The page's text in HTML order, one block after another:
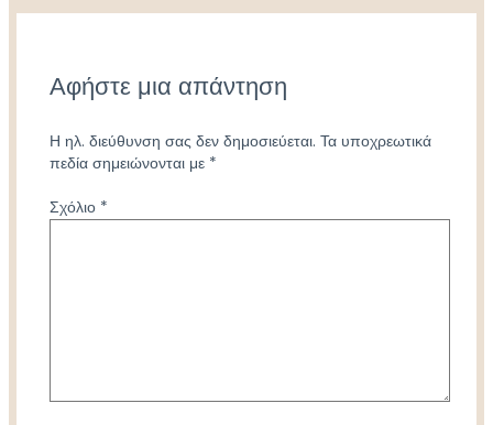
Αφήστε μια απάντηση
Η ηλ. διεύθυνση σας δεν δημοσιεύεται. Τα υποχρεωτικά
πεδία σημειώνονται με *
Σχόλιο *